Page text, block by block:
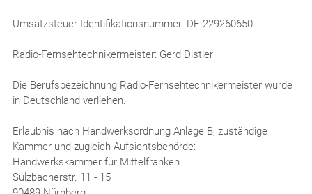
Umsatzsteuer-Identifikationsnummer: DE 229260650
Radio-Fernsehtechnikermeister: Gerd Distler
Die Berufsbezeichnung Radio-Fernsehtechnikermeister wurde
in Deutschland verliehen.
Erlaubnis nach Handwerksordnung Anlage B, zuständige
Kammer und zugleich Aufsichtsbehörde:
Handwerkskammer für Mittelfranken
Sulzbacherstr. 11 - 15